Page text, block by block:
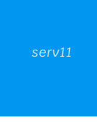
serv11